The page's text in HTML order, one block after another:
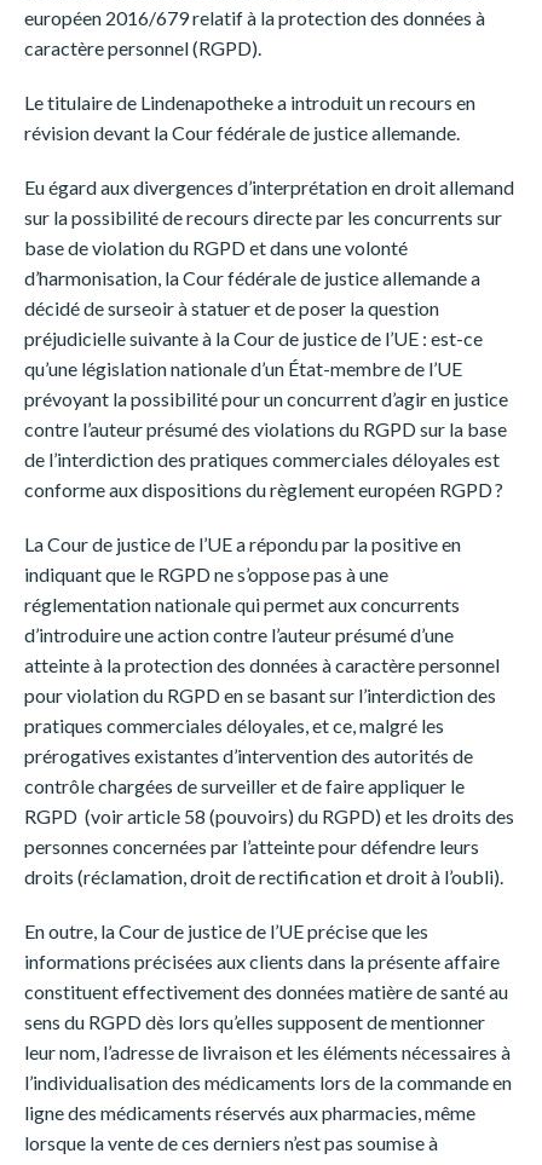
européen 2016/679 relatif à la protection des données à
caractère personnel (RGPD).
Le titulaire de Lindenapotheke a introduit un recours en
révision devant la Cour fédérale de justice allemande.
Eu égard aux divergences d’interprétation en droit allemand
sur la possibilité de recours directe par les concurrents sur
base de violation du RGPD et dans une volonté
d’harmonisation, la Cour fédérale de justice allemande a
décidé de surseoir à statuer et de poser la question
préjudicielle suivante à la Cour de justice de l’UE : est-ce
qu’une législation nationale d’un État-membre de l’UE
prévoyant la possibilité pour un concurrent d’agir en justice
contre l’auteur présumé des violations du RGPD sur la base
de l’interdiction des pratiques commerciales déloyales est
conforme aux dispositions du règlement européen RGPD ?
La Cour de justice de l’UE a répondu par la positive en
indiquant que le RGPD ne s’oppose pas à une
réglementation nationale qui permet aux concurrents
d’introduire une action contre l’auteur présumé d’une
atteinte à la protection des données à caractère personnel
pour violation du RGPD en se basant sur l’interdiction des
pratiques commerciales déloyales, et ce, malgré les
prérogatives existantes d’intervention des autorités de
contrôle chargées de surveiller et de faire appliquer le
RGPD (voir article 58 (pouvoirs) du RGPD) et les droits des
personnes concernées par l’atteinte pour défendre leurs
droits (réclamation, droit de rectification et droit à l’oubli).
En outre, la Cour de justice de l’UE précise que les
informations précisées aux clients dans la présente affaire
constituent effectivement des données matière de santé au
sens du RGPD dès lors qu’elles supposent de mentionner
leur nom, l’adresse de livraison et les éléments nécessaires à
l’individualisation des médicaments lors de la commande en
ligne des médicaments réservés aux pharmacies, même
lorsque la vente de ces derniers n’est pas soumise à